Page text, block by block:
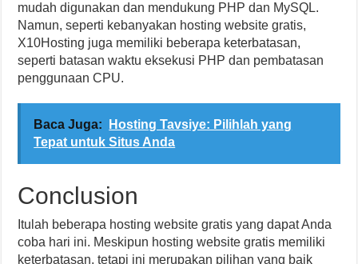
mudah digunakan dan mendukung PHP dan MySQL.
Namun, seperti kebanyakan hosting website gratis,
X10Hosting juga memiliki beberapa keterbatasan,
seperti batasan waktu eksekusi PHP dan pembatasan
penggunaan CPU.
Baca Juga:
Hosting Tavsiye: Pilihlah yang
Tepat untuk Situs Anda
Conclusion
Itulah beberapa hosting website gratis yang dapat Anda
coba hari ini. Meskipun hosting website gratis memiliki
keterbatasan, tetapi ini merupakan pilihan yang baik